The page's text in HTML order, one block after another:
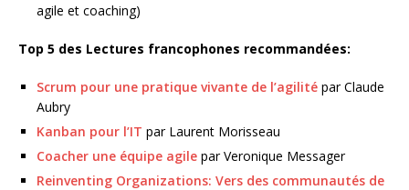
agile et coaching)
Top 5 des Lectures francophones recommandées:
Scrum pour une pratique vivante de l’agilité par Claude
Aubry
Kanban pour l’IT par Laurent Morisseau
Coacher une équipe agile par Veronique Messager
Reinventing Organizations: Vers des communautés de